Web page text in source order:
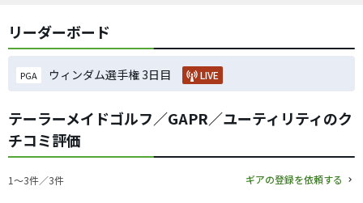
リーダーボード
PGA ウィンダム選手権 3日目 LIVE
テーラーメイドゴルフ／GAPR／ユーティリティのク
チコミ評価
1〜3件／3件 ギアの登録を依頼する